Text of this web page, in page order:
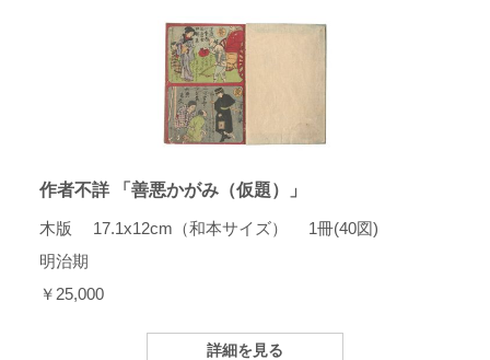
作者不詳 「善悪かがみ（仮題）」
木版 17.1x12cm（和本サイズ） 1冊(40図)
明治期
￥25,000
詳細を見る